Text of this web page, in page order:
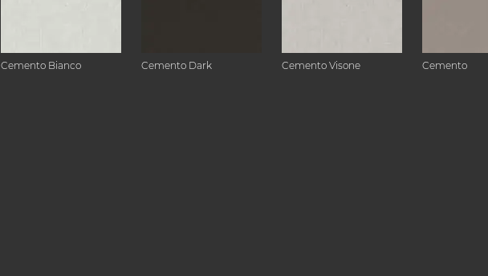
Cemento Bianco Cemento Dark Cemento Visone Cemento